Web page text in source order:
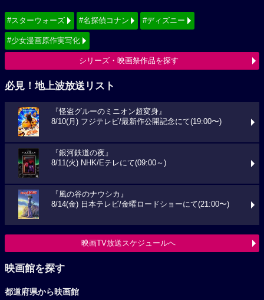
#スターウォーズ #名探偵コナン #ディズニー
#少女漫画原作実写化
シリーズ・映画祭作品を探す
必見！地上波放送リスト
『怪盗グルーのミニオン超変身』
8/10(月) フジテレビ/最新作公開記念にて(19:00〜)
『銀河鉄道の夜』
8/11(火) NHK/Eテレにて(09:00～)
『風の谷のナウシカ』
8/14(金) 日本テレビ/金曜ロードショーにて(21:00〜)
映画TV放送スケジュールへ
映画館を探す
都道府県から映画館